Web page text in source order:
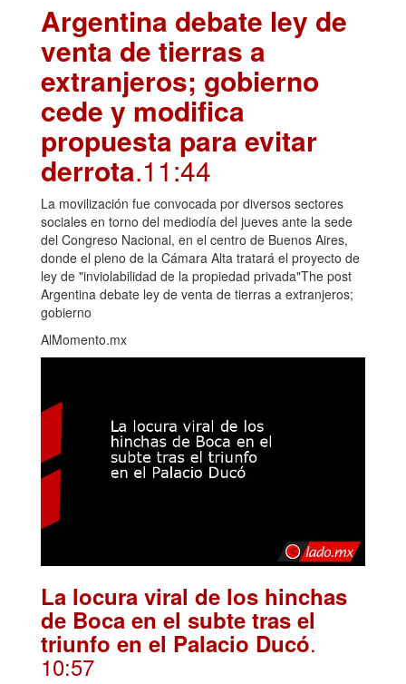
Argentina debate ley de
venta de tierras a
extranjeros; gobierno
cede y modifica
propuesta para evitar
derrota.11:44
La movilización fue convocada por diversos sectores
sociales en torno del mediodía del jueves ante la sede
del Congreso Nacional, en el centro de Buenos Aires,
donde el pleno de la Cámara Alta tratará el proyecto de
ley de "inviolabilidad de la propiedad privada"The post
Argentina debate ley de venta de tierras a extranjeros;
gobierno
AlMomento.mx
La locura viral de los hinchas
de Boca en el subte tras el
triunfo en el Palacio Ducó.
10:57